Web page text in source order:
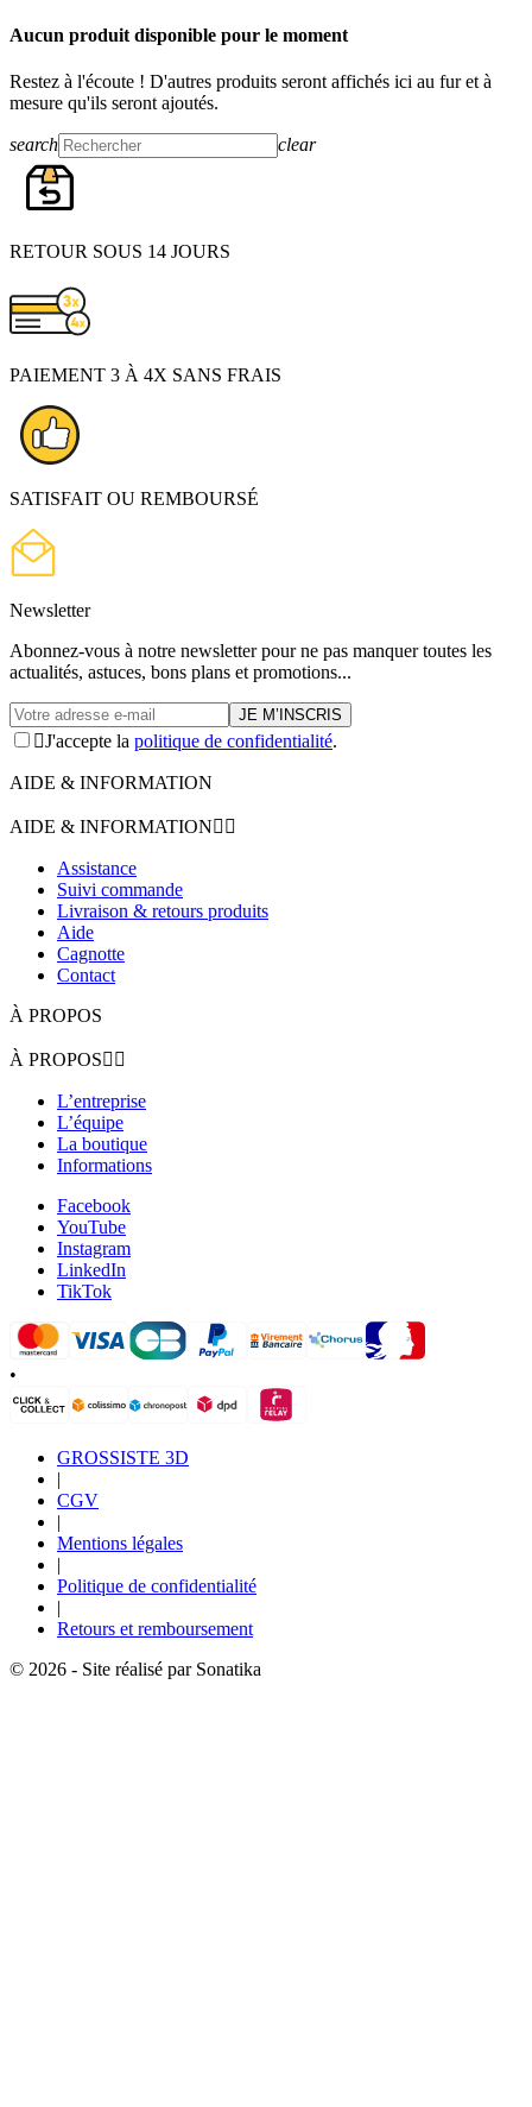
Aucun produit disponible pour le moment
Restez à l'écoute ! D'autres produits seront affichés ici au fur et à
mesure qu'ils seront ajoutés.
search clear
RETOUR SOUS 14 JOURS
PAIEMENT 3 À 4X SANS FRAIS
SATISFAIT OU REMBOURSÉ
Newsletter
Abonnez-vous à notre newsletter pour ne pas manquer toutes les
actualités, astuces, bons plans et promotions...
J'accepte la politique de confidentialité.
AIDE & INFORMATION
AIDE & INFORMATION 
Assistance
Suivi commande
Livraison & retours produits
Aide
Cagnotte
Contact
À PROPOS
À PROPOS 
L’entreprise
L’équipe
La boutique
Informations
Facebook
YouTube
Instagram
LinkedIn
TikTok
•
GROSSISTE 3D
|
CGV
|
Mentions légales
|
Politique de confidentialité
|
Retours et remboursement
© 2026 - Site réalisé par Sonatika